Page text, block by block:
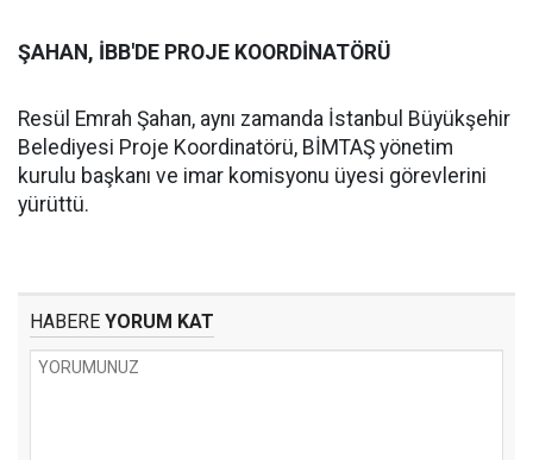
ŞAHAN, İBB'DE PROJE KOORDİNATÖRÜ
Resül Emrah Şahan, aynı zamanda İstanbul Büyükşehir
Belediyesi Proje Koordinatörü, BİMTAŞ yönetim
kurulu başkanı ve imar komisyonu üyesi görevlerini
yürüttü.
HABERE YORUM KAT